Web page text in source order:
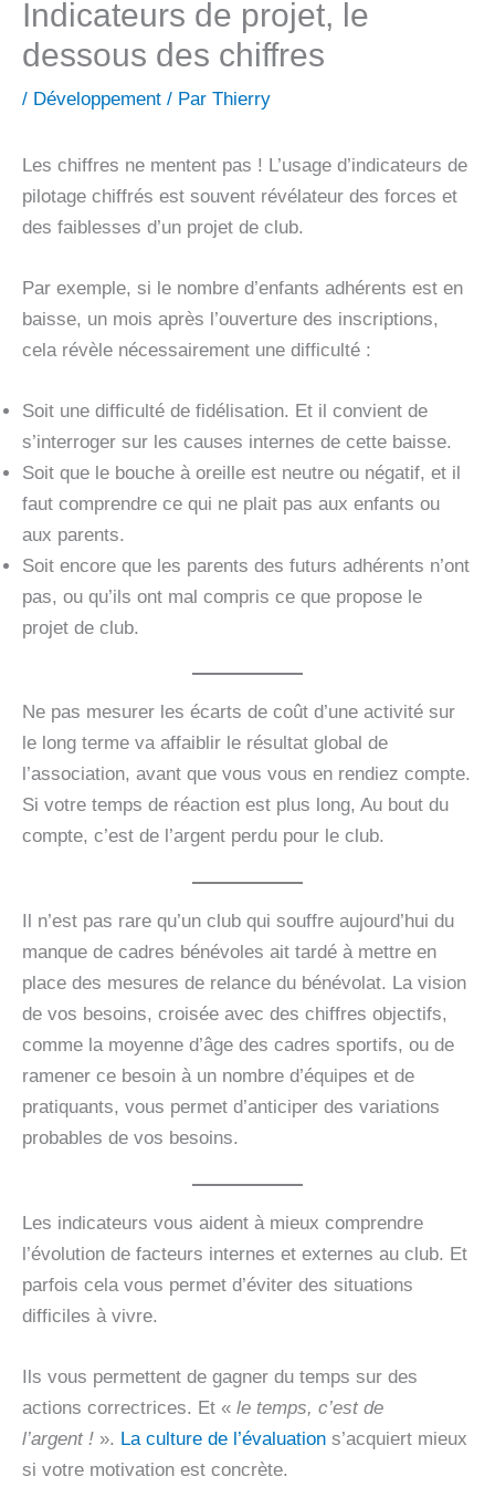
Indicateurs de projet, le
dessous des chiffres
/ Développement / Par Thierry
Les chiffres ne mentent pas ! L’usage d’indicateurs de
pilotage chiffrés est souvent révélateur des forces et
des faiblesses d’un projet de club.
Par exemple, si le nombre d’enfants adhérents est en
baisse, un mois après l’ouverture des inscriptions,
cela révèle nécessairement une difficulté :
Soit une difficulté de fidélisation. Et il convient de
s’interroger sur les causes internes de cette baisse.
Soit que le bouche à oreille est neutre ou négatif, et il
faut comprendre ce qui ne plait pas aux enfants ou
aux parents.
Soit encore que les parents des futurs adhérents n’ont
pas, ou qu’ils ont mal compris ce que propose le
projet de club.
Ne pas mesurer les écarts de coût d’une activité sur
le long terme va affaiblir le résultat global de
l’association, avant que vous vous en rendiez compte.
Si votre temps de réaction est plus long, Au bout du
compte, c’est de l’argent perdu pour le club.
Il n’est pas rare qu’un club qui souffre aujourd’hui du
manque de cadres bénévoles ait tardé à mettre en
place des mesures de relance du bénévolat. La vision
de vos besoins, croisée avec des chiffres objectifs,
comme la moyenne d’âge des cadres sportifs, ou de
ramener ce besoin à un nombre d’équipes et de
pratiquants, vous permet d’anticiper des variations
probables de vos besoins.
Les indicateurs vous aident à mieux comprendre
l’évolution de facteurs internes et externes au club. Et
parfois cela vous permet d’éviter des situations
difficiles à vivre.
Ils vous permettent de gagner du temps sur des
actions correctrices. Et « le temps, c’est de
l’argent ! ». La culture de l’évaluation s’acquiert mieux
si votre motivation est concrète.